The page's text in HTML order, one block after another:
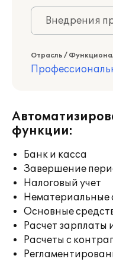
Внедрения
Отрасль /
функции:
Банк и касса
Завершение
Налоговый учет
Нематериальные
Основные
Расчет зарплаты
Расчеты с